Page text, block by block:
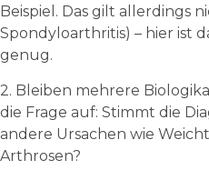
Beispiel. Das gilt allerdings
Spondyloarthritis) – hier ist
genug.
2. Bleiben mehrere
die Frage auf: Stimmt die
andere Ursachen wie
Arthrosen?